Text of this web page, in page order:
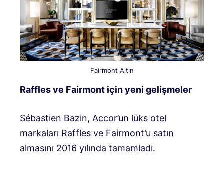
Fairmont Altın
Raffles ve Fairmont için yeni gelişmeler
Sébastien Bazin, Accor’un lüks otel
markaları Raffles ve Fairmont’u satın
almasını 2016 yılında tamamladı.